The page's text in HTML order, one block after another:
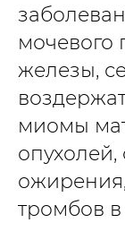
мочевого
железы,
миомы
опухолей,
тромбов в